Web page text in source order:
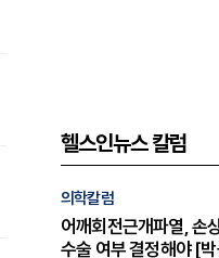
헬스인뉴스 칼럼
의학칼럼
어깨회전근개파열, 손
수술 여부 결정해야 [